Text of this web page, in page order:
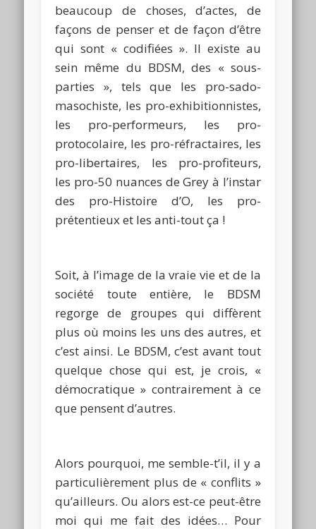
beaucoup de choses, d’actes, de
façons de penser et de façon d’être
qui sont « codifiées ». Il existe au
sein même du BDSM, des « sous-
parties », tels que les pro-sado-
masochiste, les pro-exhibitionnistes,
les pro-performeurs, les pro-
protocolaire, les pro-réfractaires, les
pro-libertaires, les pro-profiteurs,
les pro-50 nuances deGrey à l’instar
des pro-Histoire d’O, les pro-
prétentieux et les anti-tout ça !
Soit, à l’image de lavraie vie et de la
société toute entière, le BDSM
regorge de groupes qui diffèrent
plus où moins les uns des autres, et
c’est ainsi. Le BDSM, c’est avant tout
quelque chose qui est, je crois, «
démocratique » contrairement à ce
que pensent d’autres.
Alors pourquoi, me semble-t’il, il y a
particulièrement plus de « conflits »
qu’ailleurs. Ou alors est-ce peut-être
moi qui me fait des idées… Pour